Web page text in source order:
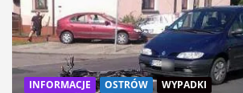
INFORMACJE OSTRÓW WYPADKI